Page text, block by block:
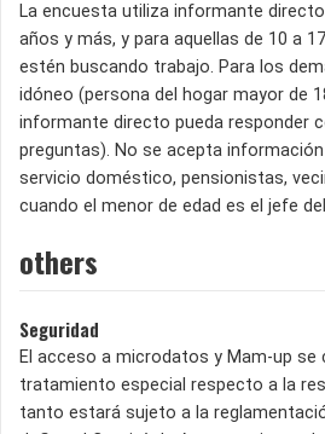
La encuesta utiliza informante
años y más, y para aquellas de 10 a
estén buscando trabajo. Para los
idóneo (persona del hogar mayor de
informante directo pueda responder
preguntas). No se acepta información
servicio doméstico, pensionistas,
cuando el menor de edad es el jefe
others
Seguridad
El acceso a microdatos y Mam-up se
tratamiento especial respecto a la
tanto estará sujeto a la